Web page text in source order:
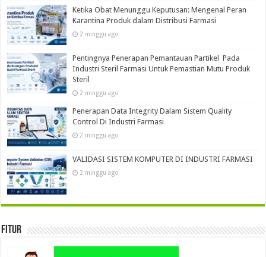
Ketika Obat Menunggu Keputusan: Mengenal Peran
Karantina Produk dalam Distribusi Farmasi
2 minggu ago
Pentingnya Penerapan Pemantauan Partikel Pada
Industri Steril Farmasi Untuk Pemastian Mutu Produk
Steril
2 minggu ago
Penerapan Data Integrity Dalam Sistem Quality
Control Di Industri Farmasi
2 minggu ago
VALIDASI SISTEM KOMPUTER DI INDUSTRI FARMASI
2 minggu ago
Fitur